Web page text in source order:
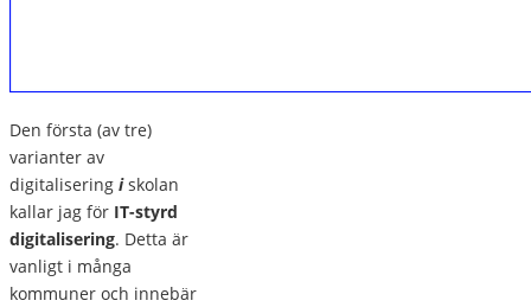
Den första (av tre)
varianter av
digitalisering iskolan
kallar jag för IT-styrd
digitalisering. Detta är
vanligt i många
kommuner och innebär